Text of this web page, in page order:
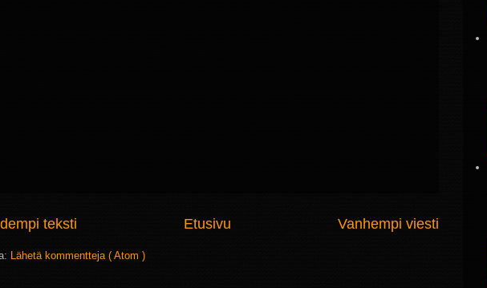
teksti Vanhempi viesti
Etusivu
Lähetä kommentteja ( Atom )